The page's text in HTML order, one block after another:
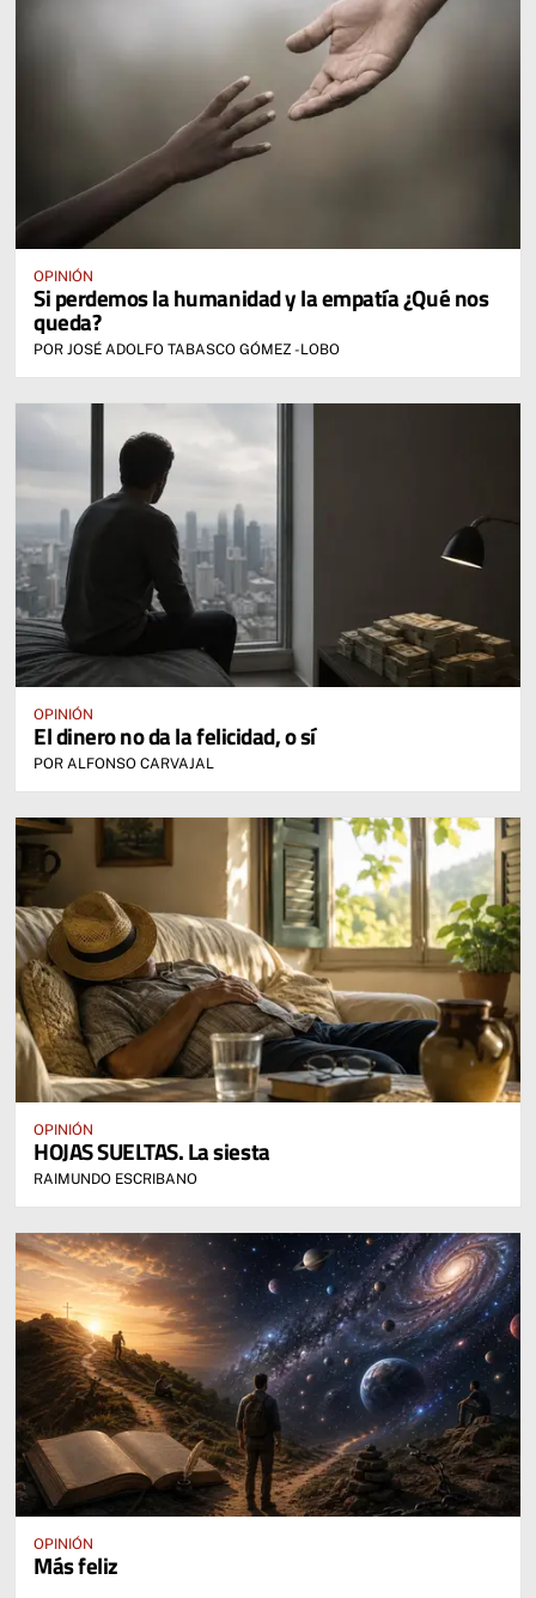
OPINIÓN
Si perdemos la humanidad y la empatía ¿Qué nos
queda?
POR JOSÉ ADOLFO TABASCO GÓMEZ -LOBO
OPINIÓN
El dinero no da la felicidad, o sí
POR ALFONSO CARVAJAL
OPINIÓN
HOJAS SUELTAS. La siesta
RAIMUNDO ESCRIBANO
OPINIÓN
Más feliz